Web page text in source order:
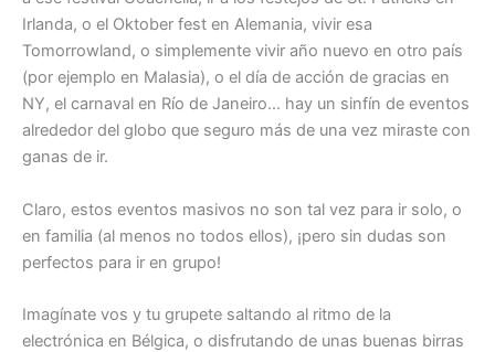
Irlanda, o el Oktober fest en Alemania, vivir esa
Tomorrowland, o simplemente vivir año nuevo en otro país
(por ejemplo en Malasia), o el día de acción de gracias en
NY, el carnaval en Río de Janeiro… hay un sinfín de eventos
alrededor del globo que seguro más de una vez miraste con
ganas de ir.
Claro, estos eventos masivos no son tal vez para ir solo, o
en familia (al menos no todos ellos), ¡pero sin dudas son
perfectos para ir en grupo!
Imagínate vos y tu grupete saltando al ritmo de la
electrónica en Bélgica, o disfrutando de unas buenas birras